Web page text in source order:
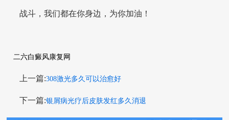
战斗，我们都在你身边，为你加油！
二六白癜风康复网
上一篇:308激光多久可以治愈好
下一篇:银屑病光疗后皮肤发红多久消退